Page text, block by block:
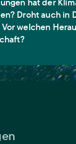
Droht auch in
Vor welchen